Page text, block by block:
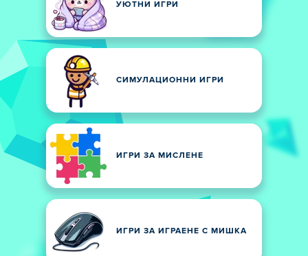
УЮТНИ ИГРИ
СИМУЛАЦИОННИ ИГРИ
ИГРИ ЗА МИСЛЕНЕ
ИГРИ ЗА ИГРАЕНЕ С МИШКА